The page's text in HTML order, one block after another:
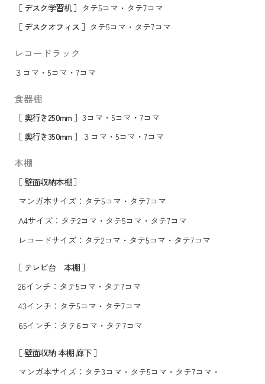
［ デスク学習机 ］ タテ5コマ ・ タテ7コマ
［ デスクオフィス ］ タテ5コマ ・ タテ7コマ
レコードラック
３コマ ・ 5コマ ・ 7コマ
食器棚
［ 奥行き250mm ］ 3コマ ・ 5コマ ・ 7コマ
［ 奥行き350mm ］ ３コマ ・ 5コマ ・ 7コマ
本棚
［ 壁面収納本棚 ］
マンガ本サイズ： タテ5コマ ・ タテ7コマ
A4サイズ： タテ2コマ ・ タテ5コマ ・ タテ7コマ
レコードサイズ： タテ2コマ ・ タテ5コマ ・ タテ7コマ
［ テレビ台 本棚 ］
26インチ： タテ5コマ ・ タテ7コマ
43インチ： タテ5コマ ・ タテ7コマ
65インチ： タテ6コマ ・ タテ7コマ
［ 壁面収納 本棚 廊下 ］
マンガ本サイズ： タテ3コマ ・ タテ5コマ ・ タテ7コマ ・